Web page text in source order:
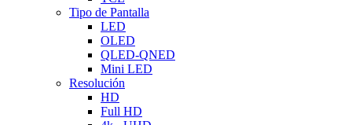
Tipo de Pantalla
LED
OLED
QLED-QNED
Mini LED
Resolución
HD
Full HD